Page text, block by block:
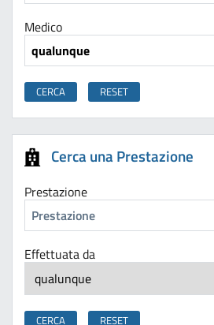
Medico
Cerca una Prestazione
Prestazione
Effettuata da